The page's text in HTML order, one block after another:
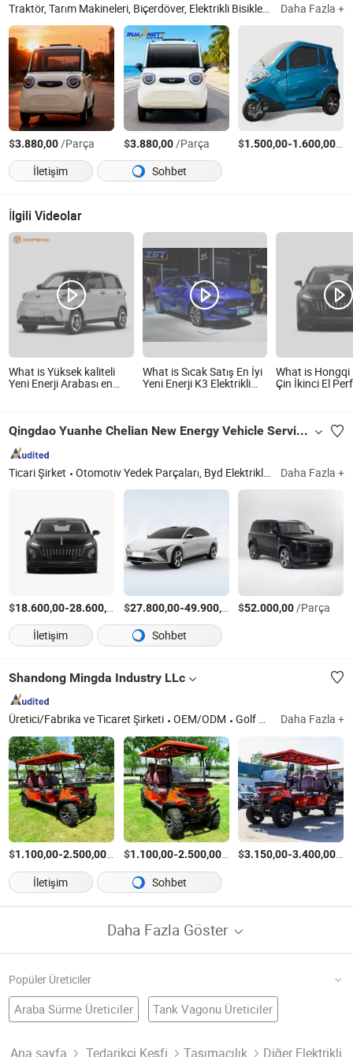
Traktör, Tarım Makineleri, Biçerdöver, Elektrikli Bisiklet, Hasat Makinesi, Yükleyici, Motosiklet, Çelik Ürünleri Boru Bağlantıları, ATV, Kendinden Yüklemeli Beton Mikseri Daha Fazla +
$3.880,00/Parça $3.880,00/Parça $1.500,00-1.600,00/
İletişim
Sohbet
İlgili Videolar
What is Yüksek kaliteli
Yeni Enerji Arabası en
What is Sıcak Satış En İyi
Yeni Enerji K3 Elektrikli
Tekerlekli Sürüş Çin'de
Enerjili Araç
What is Hongqi
Çin İkinci El
Qingdao Yuanhe Chelian New Energy Vehicle Service Co., Ltd.
Ticari Şirket Otomotiv Yedek Parçaları, Byd Elektrikli Araç, Mercedes Smart #1 Elektrikli Araç, Byd Qin Elektrikli Araç, Byd Haiyang Song, Byd Dolphin Elektrikli Araç, Byd Han Elektrikli Araç, Byd Seal Elektrikli Araç, Byd E5 Elektrikli Araç, Xpen Daha Fazla +
$18.600,00-28.600,00 /Set
$27.800,00-49.900,00 /Set
$52.000,00/Parça
İletişim
Sohbet
Shandong Mingda Industry LLc
Üretici/Fabrika ve Ticaret Şirketi OEM/ODM Golf Aracı, Mini Ekskavatör, Kaydırıcı Yükleyici Daha Fazla +
$1.100,00-2.500,00/Parça
$1.100,00-2.500,00/Parça
$3.150,00-3.400,00/
İletişim
Sohbet
Daha Fazla Göster
Popüler Üreticiler
Araba Sürme Üreticiler Tank Vagonu Üreticiler
Ana sayfa Tedarikçi Keşfi Taşımacılık Diğer Elektrikli